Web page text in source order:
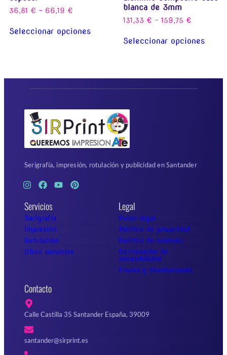
36,81 € - 66,19 €
Seleccionar opciones
blanca de 3mm
131,33 € - 159,75 €
Seleccionar opciones
Serigrafía, impresión, rotulación y publicidad en Santander
Servicios
Serigrafía
Impresión
Rotulación
Otros servicios
Legal
Aviso legal
Política de privacidad
Política de cookies
Declaración de
accesibilidad
Envíos y devoluciones
Contacto
Calle Castilla 35 Santander España, 39009
santander@sirprint.es